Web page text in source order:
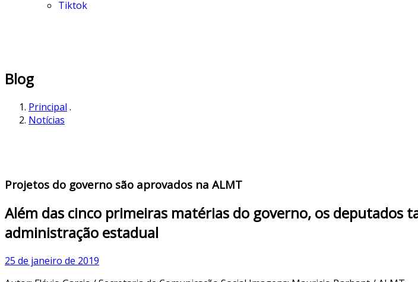
Tiktok
Blog
Principal .
Notícias
Projetos do governo são aprovados na ALMT
Além das cinco primeiras matérias do governo, os deputados
administração estadual
25 de janeiro de 2019